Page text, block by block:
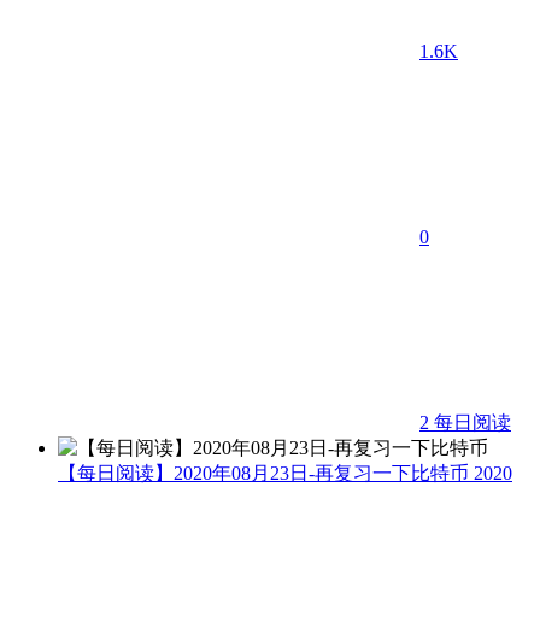
1.6K
0
2 每日阅读
【每日阅读】2020年08月23日-再复习一下比特币 2020